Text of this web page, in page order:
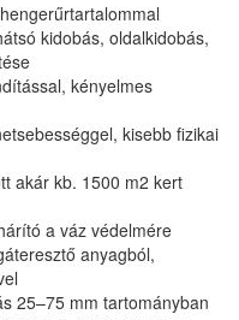
kidobás, oldalkidobás,
kényelmes
kisebb fizikai
akár kb. 1500 m2 kert
a váz védelmére
anyagból,
25–75 mm tartományban